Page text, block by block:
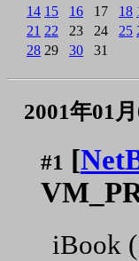
14 15 16 17 18
21 22 23 24 25
28 29 30 31
2001年01
#1 [
iBook